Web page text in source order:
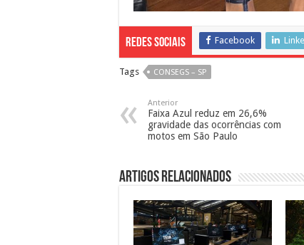
Redes Sociais Facebook
Tags CONSEGS – SP
Anterior
Faixa Azul reduz em 26,6%
gravidade das ocorrências com
motos em São Paulo
Artigos Relacionados